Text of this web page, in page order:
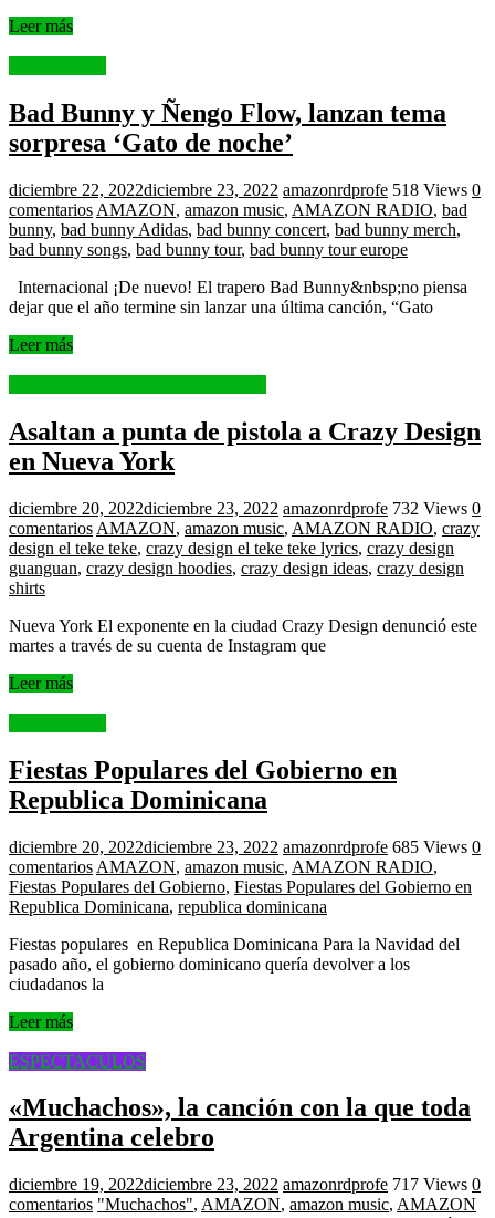
Leer más
Bad Bunny y Ñengo Flow, lanzan tema
sorpresa ‘Gato de noche’
diciembre 22, 2022diciembre 23, 2022 amazonrdprofe 518 Views 0
comentarios AMAZON, amazon music, AMAZON RADIO, bad
bunny, bad bunny Adidas, bad bunny concert, bad bunny merch,
bad bunny songs, bad bunny tour, bad bunny tour europe
Internacional ¡De nuevo! El trapero Bad Bunny&nbsp;no piensa
dejar que el año termine sin lanzar una última canción, “Gato
Leer más
Asaltan a punta de pistola a Crazy Design
en Nueva York
diciembre 20, 2022diciembre 23, 2022 amazonrdprofe 732 Views 0
comentarios AMAZON, amazon music, AMAZON RADIO, crazy
design el teke teke, crazy design el teke teke lyrics, crazy design
guanguan, crazy design hoodies, crazy design ideas, crazy design
shirts
Nueva York El exponente en la ciudad Crazy Design denunció este
martes a través de su cuenta de Instagram que
Leer más
Fiestas Populares del Gobierno en
Republica Dominicana
diciembre 20, 2022diciembre 23, 2022 amazonrdprofe 685 Views 0
comentarios AMAZON, amazon music, AMAZON RADIO,
Fiestas Populares del Gobierno, Fiestas Populares del Gobierno en
Republica Dominicana, republica dominicana
Fiestas populares en Republica Dominicana Para la Navidad del
pasado año, el gobierno dominicano quería devolver a los
ciudadanos la
Leer más
ESPECTACULOS
«Muchachos», la canción con la que toda
Argentina celebro
diciembre 19, 2022diciembre 23, 2022 amazonrdprofe 717 Views 0
comentarios "Muchachos", AMAZON, amazon music, AMAZON